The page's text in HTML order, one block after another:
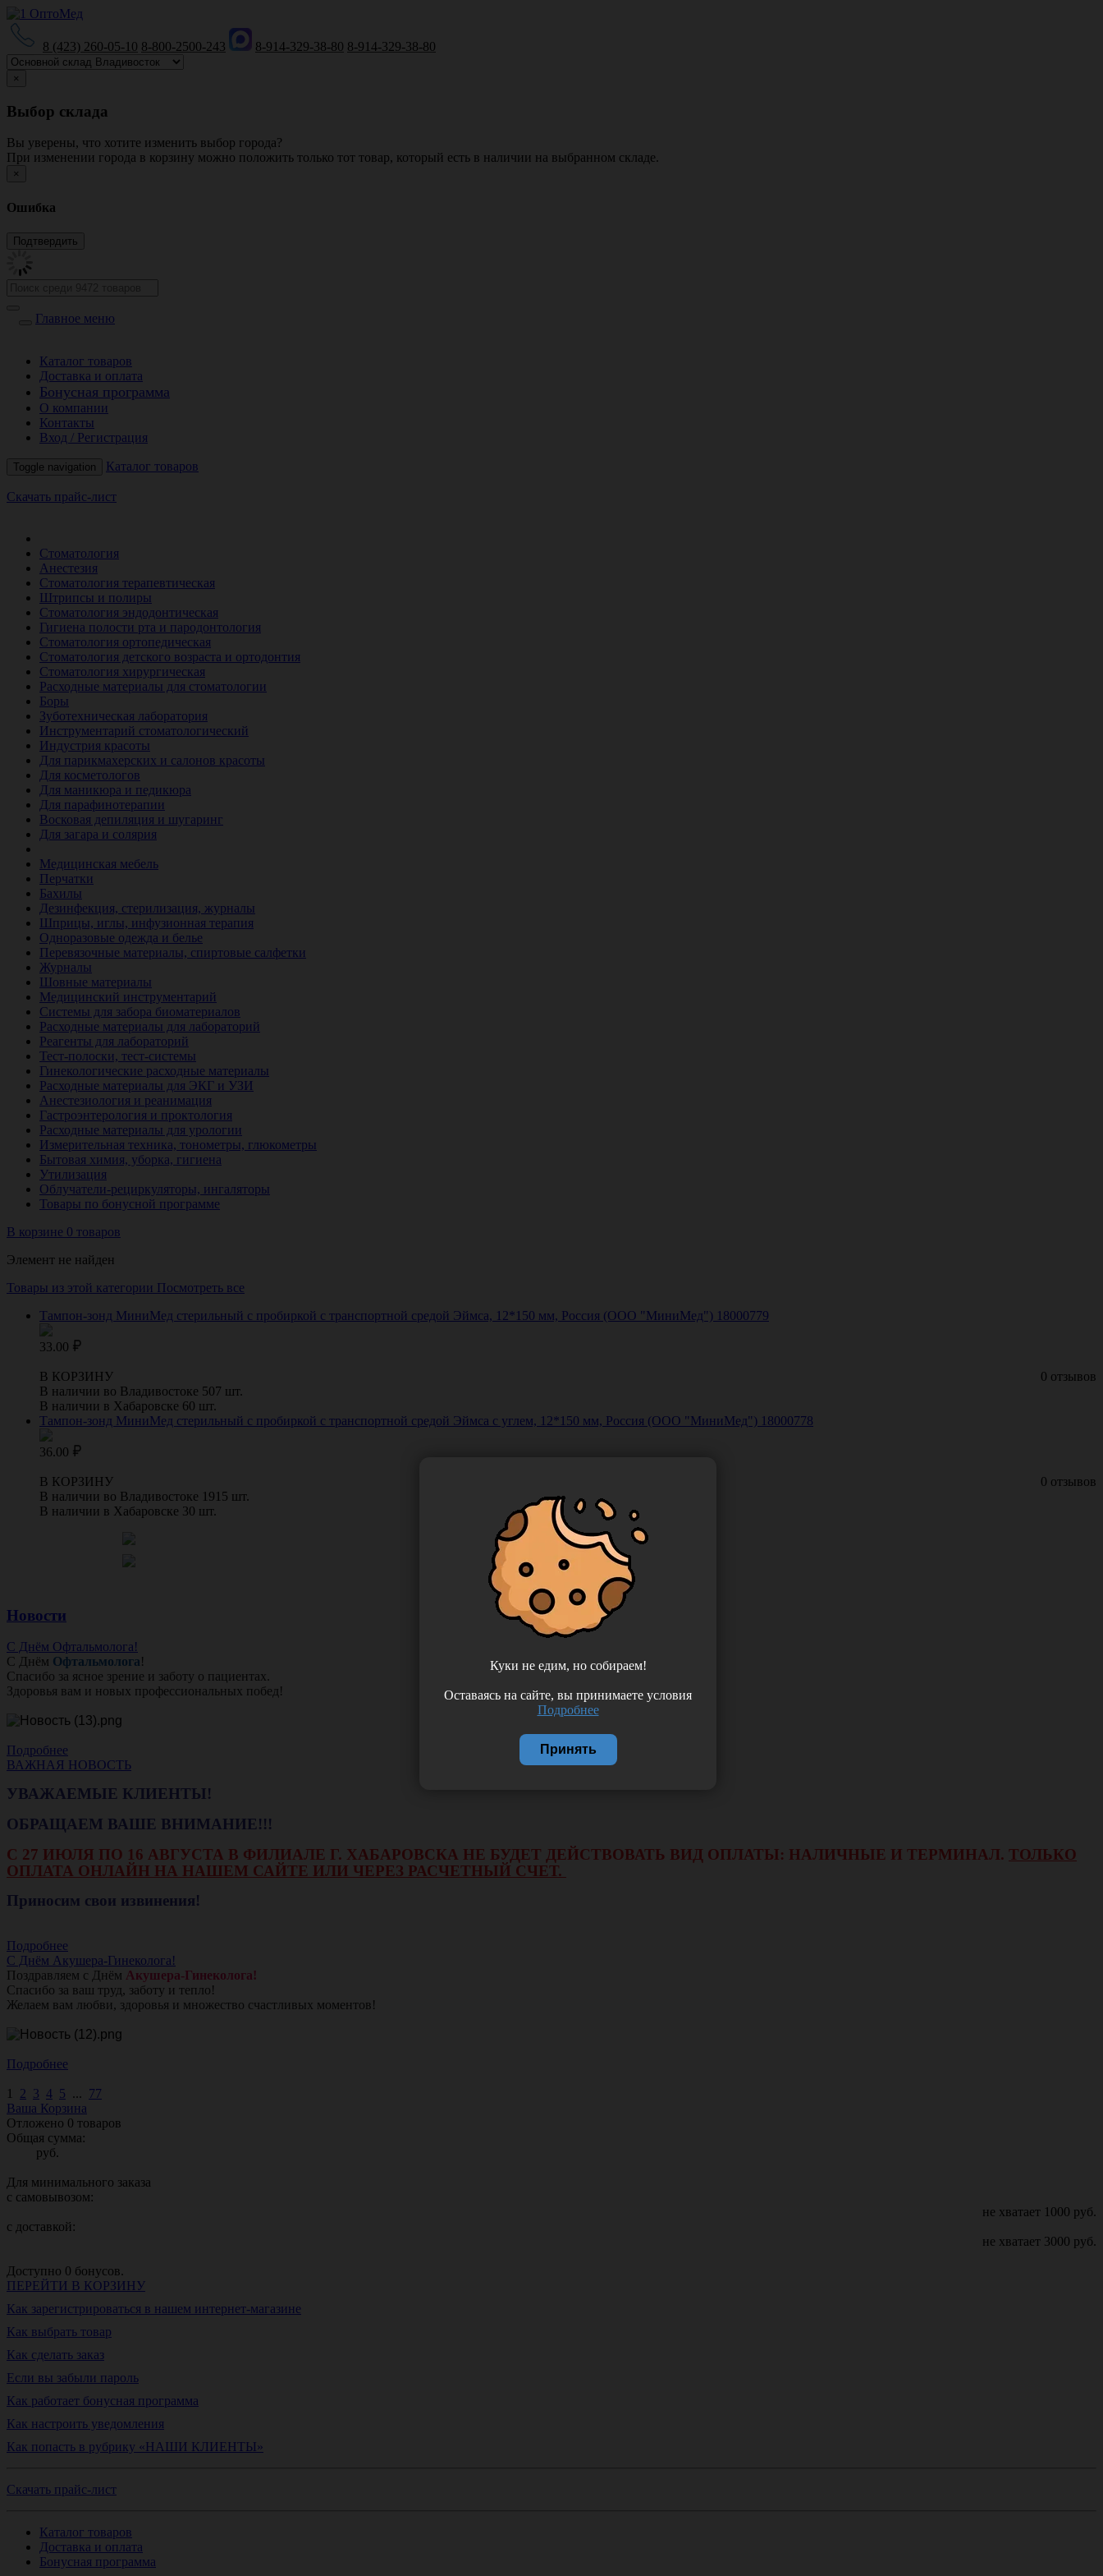
8 (423) 260-05-10 8-800-2500-243 8-914-329-38-80 8-914-329-38-80
×
Выбор склада
Вы уверены, что хотите изменить выбор города?
При изменении города в корзину можно положить только тот товар, который есть в наличии на выбранном складе.
×
Ошибка
Главное меню
Каталог товаров
Доставка и оплата
Бонусная программа
О компании
Контакты
Вход / Регистрация
Toggle navigation Каталог товаров
Скачать прайс-лист
Стоматология
Анестезия
Стоматология терапевтическая
Штрипсы и полиры
Стоматология эндодонтическая
Гигиена полости рта и пародонтология
Стоматология ортопедическая
Стоматология детского возраста и ортодонтия
Стоматология хирургическая
Расходные материалы для стоматологии
Боры
Зуботехническая лаборатория
Инструментарий стоматологический
Индустрия красоты
Для парикмахерских и салонов красоты
Для косметологов
Для маникюра и педикюра
Для парафинотерапии
Восковая депиляция и шугаринг
Для загара и солярия
Медицинская мебель
Перчатки
Бахилы
Дезинфекция, стерилизация, журналы
Шприцы, иглы, инфузионная терапия
Одноразовые одежда и белье
Перевязочные материалы, спиртовые салфетки
Журналы
Шовные материалы
Медицинский инструментарий
Системы для забора биоматериалов
Расходные материалы для лабораторий
Реагенты для лабораторий
Тест-полоски, тест-системы
Гинекологические расходные материалы
Расходные материалы для ЭКГ и УЗИ
Анестезиология и реанимация
Гастроэнтерология и проктология
Расходные материалы для урологии
Измерительная техника, тонометры, глюкометры
Бытовая химия, уборка, гигиена
Утилизация
Облучатели-рециркуляторы, ингаляторы
Товары по бонусной программе
В корзине 0 товаров
Элемент не найден
Товары из этой категории Посмотреть все
Тампон-зонд МиниМед стерильный с пробиркой с транспортной средой Эймса, 12*150 мм, Россия (ООО "МиниМед") 18000779
33.00
0 отзывов
В КОРЗИНУ
В наличии во Владивостоке 507 шт.
В наличии в Хабаровске 60 шт.
Тампон-зонд МиниМед стерильный с пробиркой с транспортной средой Эймса с углем, 12*150 мм, Россия (ООО "МиниМед") 18000778
36.00
0 отзывов
В КОРЗИНУ
В наличии во Владивостоке 1915 шт.
В наличии в Хабаровске 30 шт.
Новости
С Днём Офтальмолога!
С Днём Офтальмолога!
Спасибо за ясное зрение и заботу о пациентах.
Здоровья вам и новых профессиональных побед!
Подробнее
ВАЖНАЯ НОВОСТЬ
УВАЖАЕМЫЕ КЛИЕНТЫ!
ОБРАЩАЕМ ВАШЕ ВНИМАНИЕ!!!
С 27 ИЮЛЯ ПО 16 АВГУСТА В ФИЛИАЛЕ Г. ХАБАРОВСКА НЕ БУДЕТ ДЕЙСТВОВАТЬ ВИД ОПЛАТЫ: НАЛИЧНЫЕ И ТЕРМИНАЛ. ТОЛЬКО
ОПЛАТА ОНЛАЙН НА НАШЕМ САЙТЕ ИЛИ ЧЕРЕЗ РАСЧЕТНЫЙ СЧЕТ.
Приносим свои извинения!
Подробнее
С Днём Акушера-Гинеколога!
Поздравляем с Днём Акушера-Гинеколога!
Спасибо за ваш труд, заботу и тепло!
Желаем вам любви, здоровья и множество счастливых моментов!
Подробнее
1 2 3 4 5 ... 77
Ваша Корзина
Отложено 0 товаров
Общая сумма:
руб.
Для минимального заказа
с самовывозом:
не хватает 1000 руб.
с доставкой:
не хватает 3000 руб.
Доступно 0 бонусов.
ПЕРЕЙТИ В КОРЗИНУ
Как зарегистрироваться в нашем интернет-магазине
Как выбрать товар
Как сделать заказ
Если вы забыли пароль
Как работает бонусная программа
Как настроить уведомления
Как попасть в рубрику «НАШИ КЛИЕНТЫ»
Скачать прайс-лист
Каталог товаров
Доставка и оплата
Бонусная программа
Куки не едим, но собираем!
Оставаясь на сайте, вы принимаете условия
Подробнее
Принять